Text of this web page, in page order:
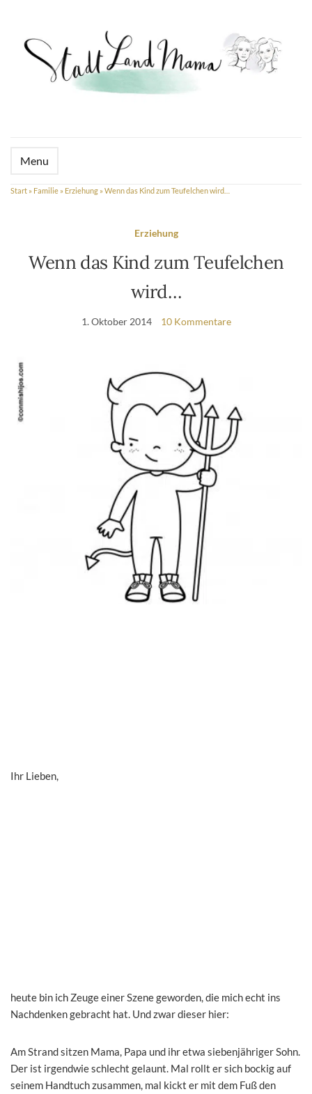
Menu
Start » Familie » Erziehung » Wenn das Kind zum Teufelchen wird…
Erziehung
Wenn das Kind zum Teufelchen
wird…
1. Oktober 2014 10 Kommentare
Ihr Lieben,
heute bin ich Zeuge einer Szene geworden, die mich echt ins
Nachdenken gebracht hat. Und zwar dieser hier:
Am Strand sitzen Mama, Papa und ihr etwa siebenjähriger Sohn.
Der ist irgendwie schlecht gelaunt. Mal rollt er sich bockig auf
seinem Handtuch zusammen, mal kickt er mit dem Fuß den